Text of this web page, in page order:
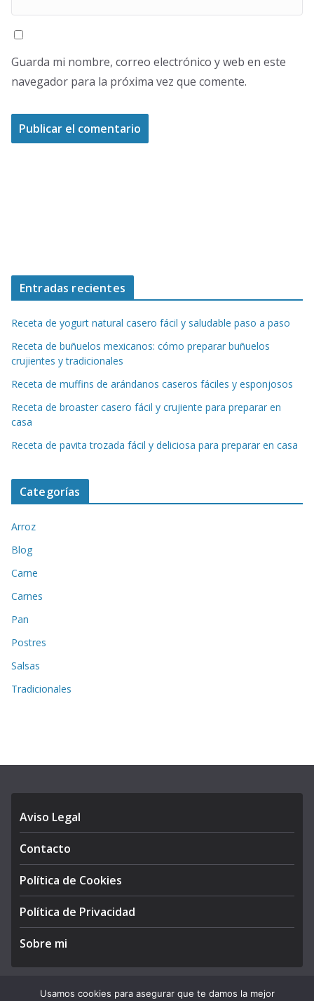
Guarda mi nombre, correo electrónico y web en este
navegador para la próxima vez que comente.
Entradas recientes
Receta de yogurt natural casero fácil y saludable paso a paso
Receta de buñuelos mexicanos: cómo preparar buñuelos
crujientes y tradicionales
Receta de muffins de arándanos caseros fáciles y esponjosos
Receta de broaster casero fácil y crujiente para preparar en
casa
Receta de pavita trozada fácil y deliciosa para preparar en casa
Categorías
Arroz
Blog
Carne
Carnes
Pan
Postres
Salsas
Tradicionales
Aviso Legal
Contacto
Política de Cookies
Política de Privacidad
Sobre mi
Usamos cookies para asegurar que te damos la mejor